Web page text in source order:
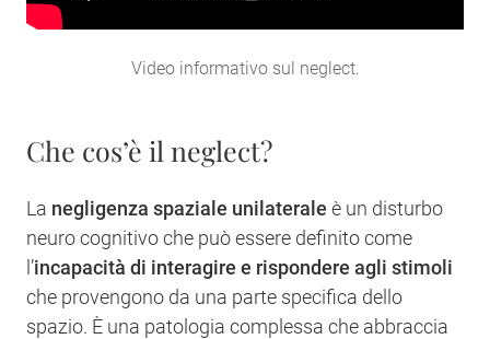
Video informativo sul neglect.
Che cos’è il neglect?
La negligenza spaziale unilaterale è un disturbo
neuro cognitivo che può essere definito come
l’incapacità di interagire e rispondere agli stimoli
che provengono da una parte specifica dello
spazio. È una patologia complessa che abbraccia